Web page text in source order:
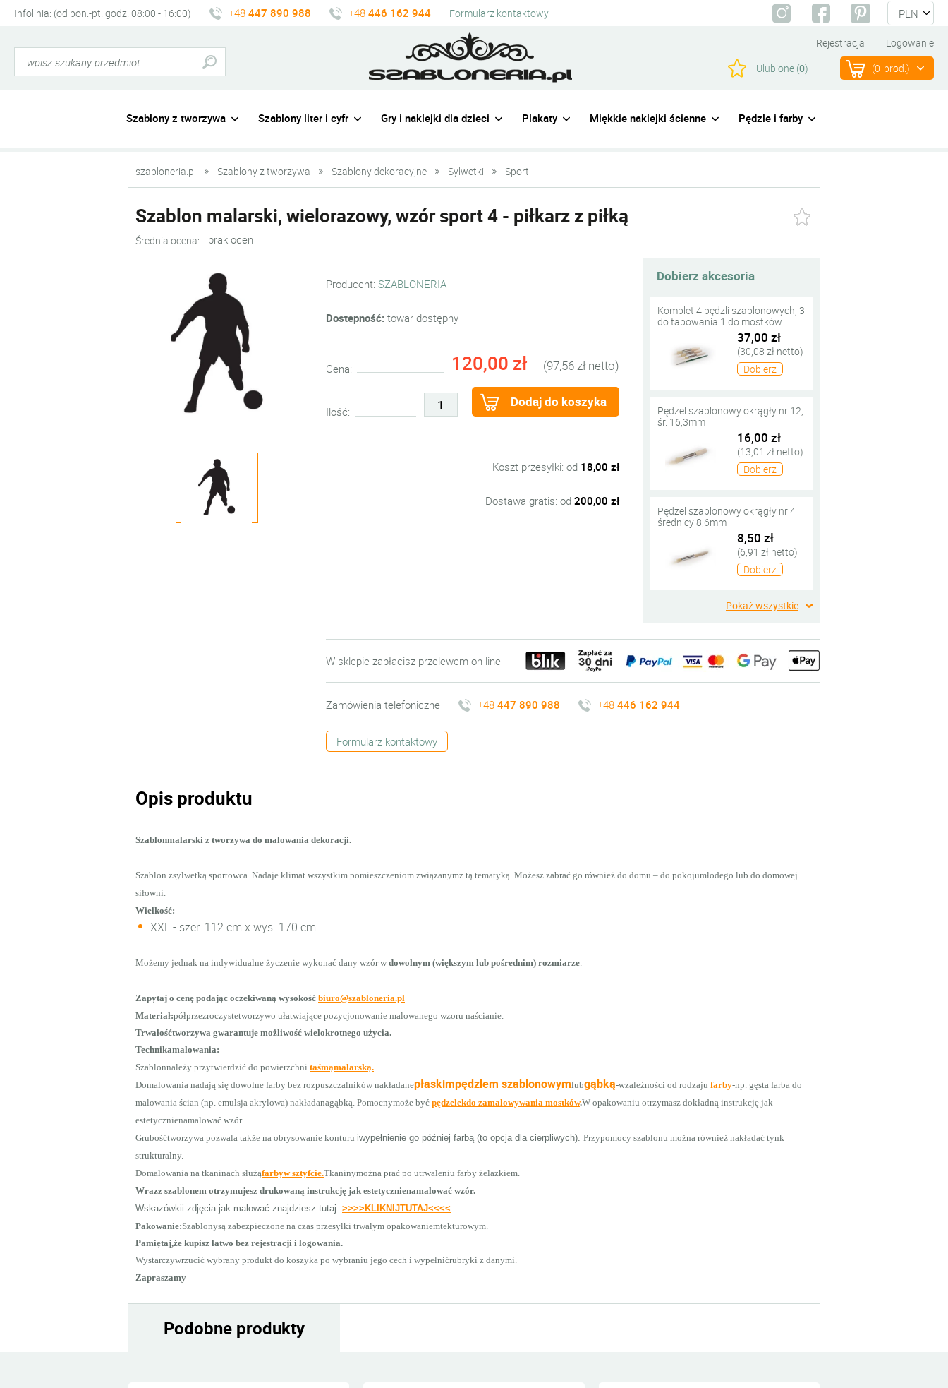
Infolinia: (od pon.-pt. godz. 08:00 - 16:00) +48 447 890 988 +48 446 162 944 Formularz kontaktowy
Rejestracja
Logowanie
Ulubione (0) (0 prod.)
Szablony z tworzywa Szablony liter i cyfr Gry i naklejki dla dzieci Plakaty Miękkie naklejki ścienne Pędzle i farby
szabloneria.pl Szablony z tworzywa Szablony dekoracyjne Sylwetki Sport
Szablon malarski, wielorazowy, wzór sport 4 - piłkarz z piłką
Średnia ocena: brak ocen
Producent: SZABLONERIA
Dostepność: towar dostępny
Cena: 120,00 zł (97,56 zł netto)
Ilość:
Dodaj do koszyka
Koszt przesyłki: od 18,00 zł
Dostawa gratis: od 200,00 zł
Dobierz akcesoria
Komplet 4 pędzli szablonowych, 3
do tapowania 1 do mostków
37,00 zł
(30,08 zł netto)
Dobierz
Pędzel szablonowy okrągły nr 12,
śr. 16,3mm
16,00 zł
(13,01 zł netto)
Dobierz
Pędzel szablonowy okrągły nr 4
średnicy 8,6mm
8,50 zł
(6,91 zł netto)
Dobierz
Pokaż wszystkie
W sklepie zapłacisz przelewem on-line
Zamówienia telefoniczne +48 447 890 988 +48 446 162 944
Formularz kontaktowy
Opis produktu
Szablonmalarski z tworzywa do malowania dekoracji.
Szablon zsylwetką sportowca. Nadaje klimat wszystkim pomieszczeniom związanymz tą tematyką. Możesz zabrać go również do domu – do pokojumłodego lub do domowej
siłowni.
Wielkość:
XXL - szer. 112 cm x wys. 170 cm
Możemy jednak na indywidualne życzenie wykonać dany wzór w dowolnym (większym lub pośrednim) rozmiarze.
Zapytaj o cenę podając oczekiwaną wysokość biuro@szabloneria.pl
Materiał:półprzezroczystetworzywo ułatwiające pozycjonowanie malowanego wzoru naścianie.
Trwałośćtworzywa gwarantuje możliwość wielokrotnego użycia.
Technikamalowania:
Szablonnależy przytwierdzić do powierzchni taśmąmalarską.
Domalowania nadają się dowolne farby bez rozpuszczalników nakładanepłaskimpędzlem szablonowymlubgąbką-wzależności od rodzaju farby-np. gęsta farba do
malowania ścian (np. emulsja akrylowa) nakładanagąbką. Pomocnymoże być pędzelekdo zamalowywania mostków.W opakowaniu otrzymasz dokładną instrukcję jak
estetycznienamalować wzór.
Grubośćtworzywa pozwala także na obrysowanie konturu iwypełnienie go później farbą (to opcja dla cierpliwych). Przypomocy szablonu można również nakładać tynk
strukturalny.
Domalowania na tkaninach służąfarbyw sztyfcie.Tkaninymożna prać po utrwaleniu farby żelazkiem.
Wrazz szablonem otrzymujesz drukowaną instrukcję jak estetycznienamalować wzór.
Wskazówkii zdjęcia jak malować znajdziesz tutaj: >>>>KLIKNIJTUTAJ<<<<
Pakowanie:Szablonysą zabezpieczone na czas przesyłki trwałym opakowaniemtekturowym.
Pamiętaj,że kupisz łatwo bez rejestracji i logowania.
Wystarczywrzucić wybrany produkt do koszyka po wybraniu jego cech i wypełnićrubryki z danymi.
Zapraszamy
Podobne produkty